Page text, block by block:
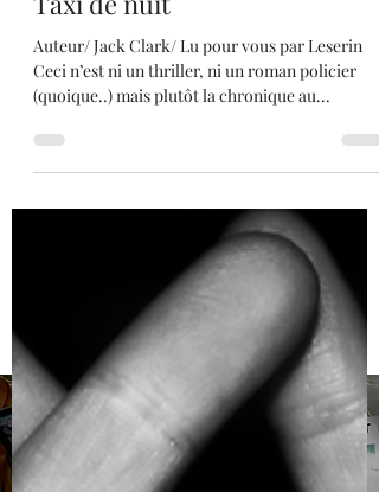
Le cercle D.E.litt
3 oct. 2025
2 min de lecture
Taxi de nuit
Ceci n’est ni un thriller, ni un roman policier
(quoique..) mais plutôt la chronique au...